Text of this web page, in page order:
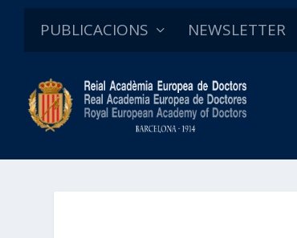
PUBLICACIONS NEWSLETTER